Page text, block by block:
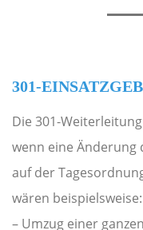
301-
Die 301-
wenn eine Änderung
auf der
wären beispielsweise:
– Umzug einer